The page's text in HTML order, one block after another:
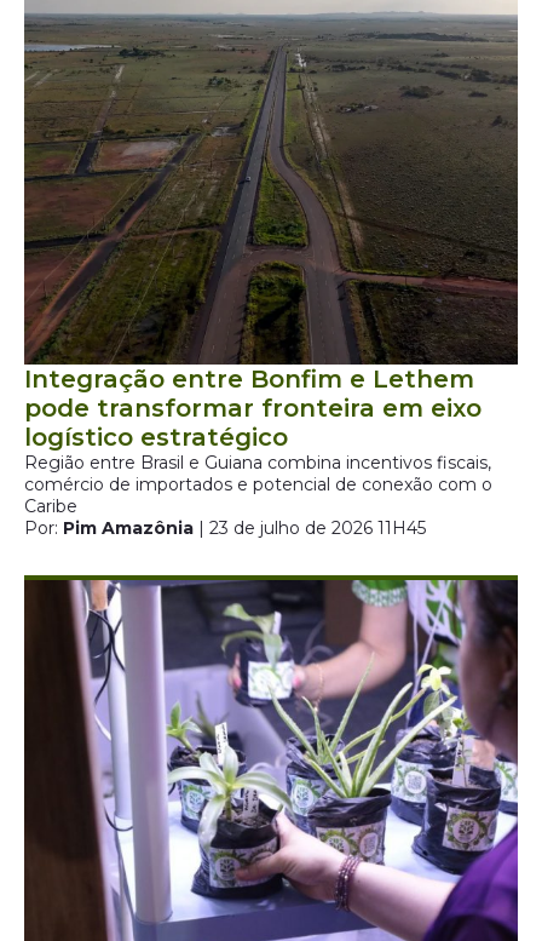
Integração entre Bonfim e Lethem
pode transformar fronteira em eixo
logístico estratégico
Região entre Brasil e Guiana combina incentivos fiscais,
comércio de importados e potencial de conexão com o
Caribe
Por: Pim Amazônia | 23 de julho de 2026 11H45